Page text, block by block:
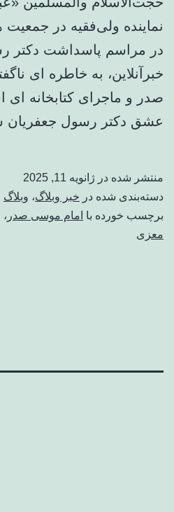
نماینده ولی‌فقیه در جمعیت
در مراسم پاسداشت دکتر
خبرآنلاین، به خاطره ای
صدر و ماجرای کتابخانه ای
عشق دکتر رسول جعفریان
منتشر شده در ژانویه 11, 2025
دسته‌بندی شده در خبر وبلاگ، وبلاگ
برچسب خورده با امام موسی صدر ،
معزی